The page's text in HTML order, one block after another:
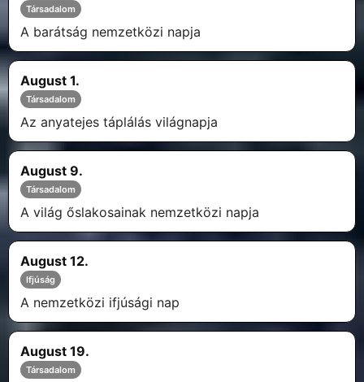
Társadalom
A barátság nemzetközi napja
August 1.
Társadalom
Az anyatejes táplálás világnapja
August 9.
Társadalom
A világ őslakosainak nemzetközi napja
August 12.
Ifjúság
A nemzetközi ifjúsági nap
August 19.
Társadalom